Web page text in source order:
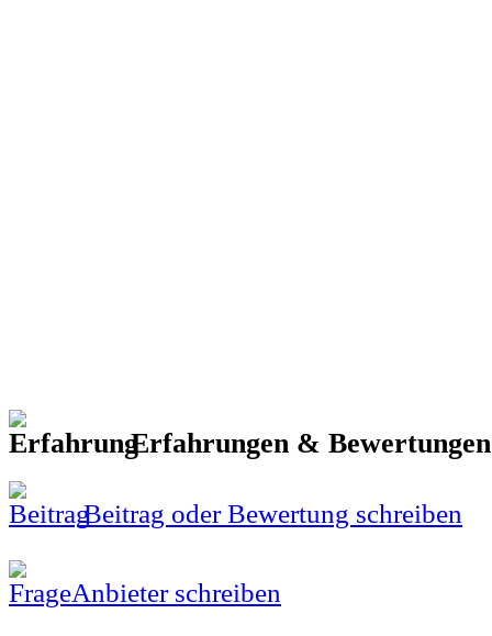
Erfahrungen &
Beitrag oder Bewertung schreiben
Anbieter schreiben